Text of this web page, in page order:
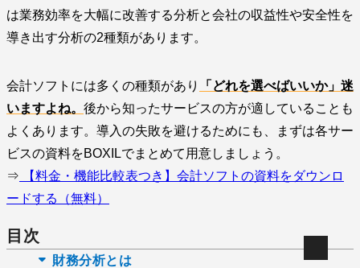
は業務効率を大幅に改善する分析と会社の収益性や安全性を
導き出す分析の2種類があります。
会計ソフトには多くの種類があり
「どれを選べばいいか」迷
いますよね。 後から知ったサービスの方が適していることも
よくあります。導入の失敗を避けるためにも、まずは各サー
ビスの資料をBOXILでまとめて用意しましょう。
⇒ 【料金・機能比較表つき】会計ソフトの資料をダウンロ
ードする（無料）
目次
財務分析とは